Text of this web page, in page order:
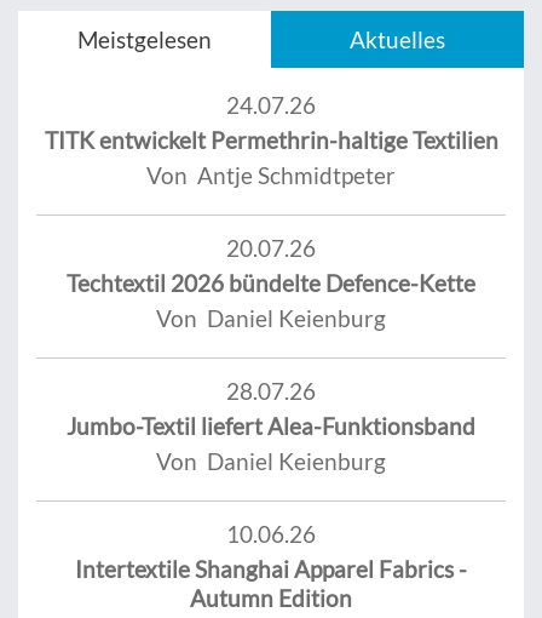
Meistgelesen Aktuelles
24.07.26
TITK entwickelt Permethrin-haltige Textilien
Von Antje Schmidtpeter
20.07.26
Techtextil 2026 bündelte Defence-Kette
Von Daniel Keienburg
28.07.26
Jumbo-Textil liefert Alea-Funktionsband
Von Daniel Keienburg
10.06.26
Intertextile Shanghai Apparel Fabrics -
Autumn Edition